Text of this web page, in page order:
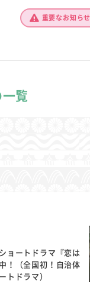
重要なお知らせ
一覧
ョートドラマ『恋は
！（全国初！自治体
トドラマ）